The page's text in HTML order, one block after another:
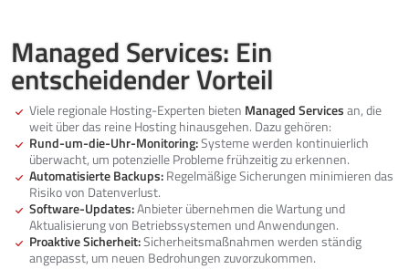
Managed Services: Ein
entscheidender Vorteil
Viele regionale Hosting-Experten bieten Managed Servicesan, die
weit über das reine Hosting hinausgehen. Dazu gehören:
Rund-um-die-Uhr-Monitoring:Systeme werden kontinuierlich
überwacht, um potenzielle Probleme frühzeitig zu erkennen.
Automatisierte Backups:Regelmäßige Sicherungen minimieren das
Risiko von Datenverlust.
Software-Updates:Anbieter übernehmen die Wartung und
Aktualisierung von Betriebssystemen und Anwendungen.
Proaktive Sicherheit:Sicherheitsmaßnahmen werden ständig
angepasst, um neuen Bedrohungen zuvorzukommen.